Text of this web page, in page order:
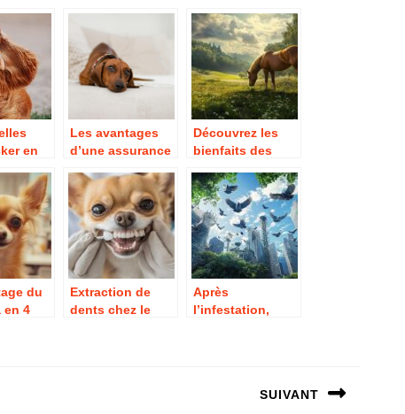
la maison ?
service
vétérinaire via le
titre SUP-VETO à
Besançon
en
et
Les avantages
d’une assurance
Découvrez les
bienfaits des
Thermequin pour
le soin de votre
cheval
du
en 4
Extraction de
dents chez le
Après
l’infestation,
de vos locauxSUIVANT